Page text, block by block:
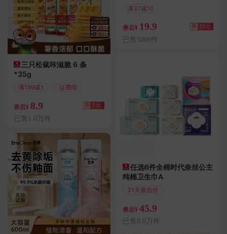
三只松鼠咔滋脆 6 条
*35g
满199减1 运费险
券后¥ 8.9 券 1元
已售1.0万件
满37减10
券后¥ 19.9 券 10元
已售5000件
任选6件全棉时代奈丝公主
纯棉卫生巾A
31天最低价
券后¥ 45.9
已售8.0万件